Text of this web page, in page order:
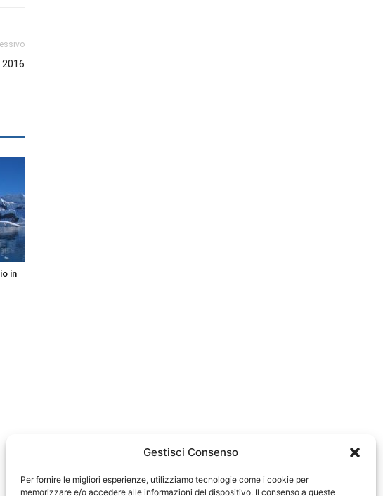
Gestisci Consenso
Per fornire le migliori esperienze, utilizziamo tecnologie come i cookie per
memorizzare e/o accedere alle informazioni del dispositivo. Il consenso a queste
in